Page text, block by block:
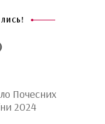
Почесних
2024